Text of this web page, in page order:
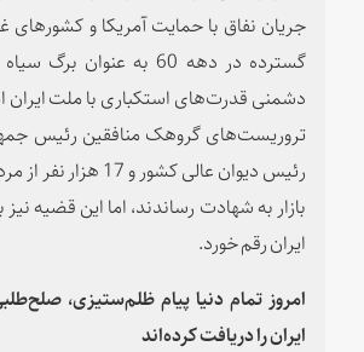
جریان نفاق با حمایت آمریکا و کشورهای
گسترده در دهه 60 به عنوان
دشمنی قدرت‌های استکباری با ملت ایران
تروریست‌های گروهک منافقین رئیس
رئیس دیوان عالی کشور و
بازار به شهادت رساندند، اما این قضیه
ایران رقم خورد.
امروز تمام دنیا پیام ظلم‌ستیزی،‌
ایران را دریافت کرده‌اند